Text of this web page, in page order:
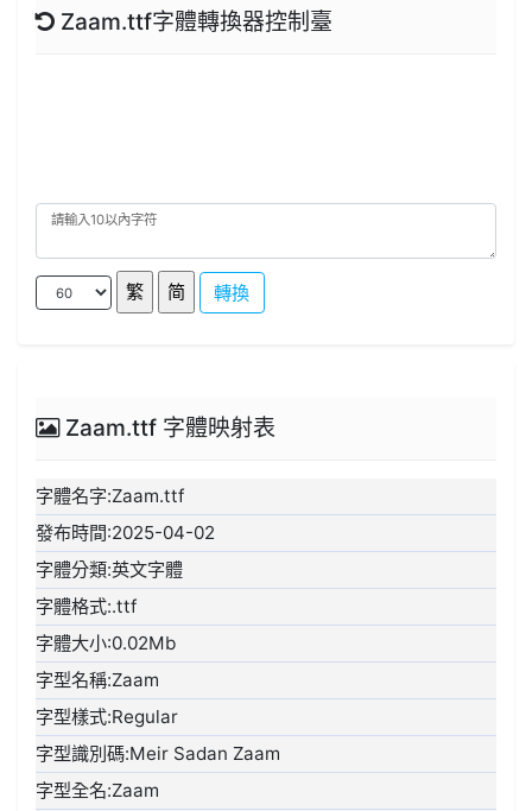
Zaam.ttf字體轉換器控制臺
轉換
Zaam.ttf 字體映射表
字體名字:Zaam.ttf
發布時間:2025-04-02
字體分類:英文字體
字體格式:.ttf
字體大小:0.02Mb
字型名稱:Zaam
字型樣式:Regular
字型識別碼:Meir Sadan Zaam
字型全名:Zaam